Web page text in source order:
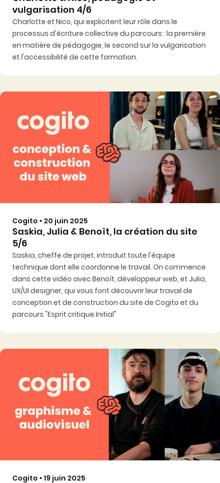
vulgarisation 4/6
Charlotte et Nico, qui explicitent leur rôle dans le
processus d'écriture collective du parcours : la première
en matière de pédagogie, le second sur la vulgarisation
et l'accessibilité de cette formation.
Cogito • 20 juin 2025
Saskia, Julia & Benoît, la création du site
5/6
Saskia, cheffe de projet, introduit toute l'équipe
technique dont elle coordonne le travail. On commence
dans cette vidéo avec Benoît, développeur web, et Julia,
UX/UI designer, qui vous font découvrir leur travail de
conception et de construction du site de Cogito et du
parcours "Esprit critique Initial"
Cogito • 19 juin 2025